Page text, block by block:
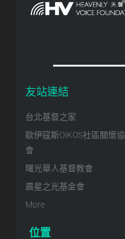
友站連結
台北基督之家
歐伊寇斯OIKOS社區關懷協
會
曙光華人基督教會
晨星之光基金會
More
位置